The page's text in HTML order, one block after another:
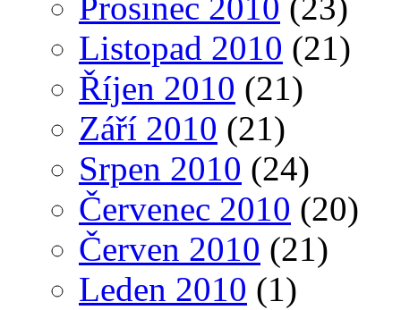
Listopad 2010 (21)
Říjen 2010 (21)
Září 2010 (21)
Srpen 2010 (24)
Červenec 2010 (20)
Červen 2010 (21)
Leden 2010 (1)